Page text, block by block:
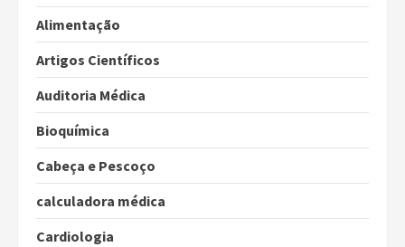
Alimentação
Artigos Científicos
Auditoria Médica
Bioquímica
Cabeça e Pescoço
calculadora médica
Cardiologia